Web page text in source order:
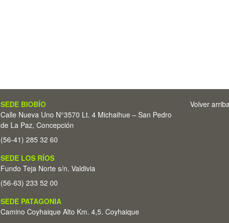
SEDE BIOBÍO
Calle Nueva Uno N°3570 Lt. 4 Michaihue – San Pedro
de La Paz, Concepción
(56-41) 285 32 60
SEDE LOS RÍOS
Fundo Teja Norte s/n. Valdivia
(56-63) 233 52 00
SEDE PATAGONIA
Camino Coyhaique Alto Km. 4,5. Coyhaique
Volver